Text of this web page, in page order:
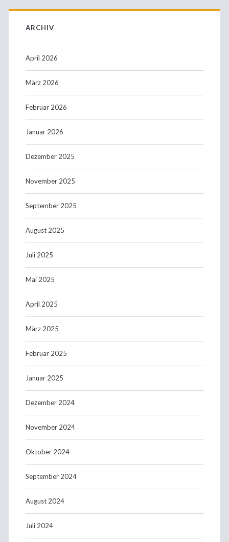
ARCHIV
April 2026
März 2026
Februar 2026
Januar 2026
Dezember 2025
November 2025
September 2025
August 2025
Juli 2025
Mai 2025
April 2025
März 2025
Februar 2025
Januar 2025
Dezember 2024
November 2024
Oktober 2024
September 2024
August 2024
Juli 2024